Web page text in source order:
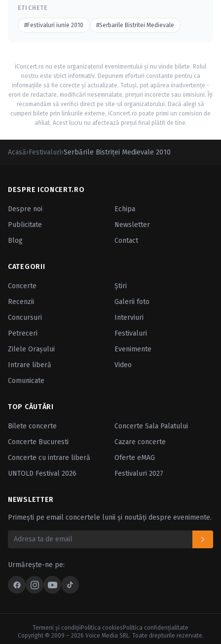
ETICHETE
#Festivaluri iunie 2010 #Serbarile Bistritei Medievale
iConcert.ro nu este organizatorul evenimentului și nu vinde bilete. Rolul
nostru este strict informativ. Depunem eforturi constante pentru ca
informațiile să fie corecte și actualizate. Totuși, pot apărea inadvertențe -
erori de redactare, modificări nesemnalate, prețuri incorecte sau omisiuni. Îți
recomandăm să verifici direct pe site-ul organizatorului. Dacă alegi să
cumperi bilete prin linkurile externe, iConcert.ro poate primi un comision de
afiliat. Acest lucru nu afectează prețul final plătit de tine.
Acasă›Festivaluri›Serbările Bistriţei Medievale 2010
DESPRE ICONCERT.RO
Despre noi
Echipa
Publicitate
Newsletter
Blog
Contact
CATEGORII
Concerte
Ştiri
Recenzii
Galerii foto
Concursuri
Interviuri
Petreceri
Festivaluri
Zilele Oraşului
Evenimente
Intrare liberă
Video
Comunicate
TOP CĂUTĂRI
Bilete concerte
Concerte Sala Palatului
Concerte Bucuresti
Cazare concerte
Concerte cu intrare liberă
Oferte eMAG
UNTOLD Festival 2026
Festivaluri 2027
NEWSLETTER
Primești pe email concertele lunii și noutăți despre evenimente.
Urmărește-ne pe:
Termeni şi condiţii Politica cookies Politica confidenţialitate
Copyright © 2009 – 2026 Voice Media SRL. Toate drepturile rezervate.